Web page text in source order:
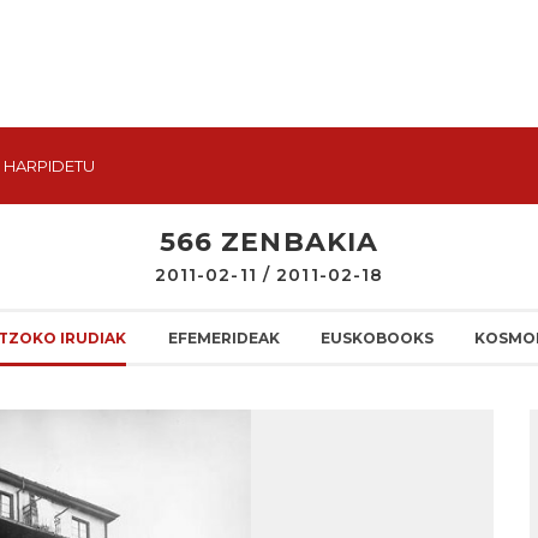
HARPIDETU
566 ZENBAKIA
2011-02-11 / 2011-02-18
IRUDIAK EFEMERIDEAK EUSKOBOOKS